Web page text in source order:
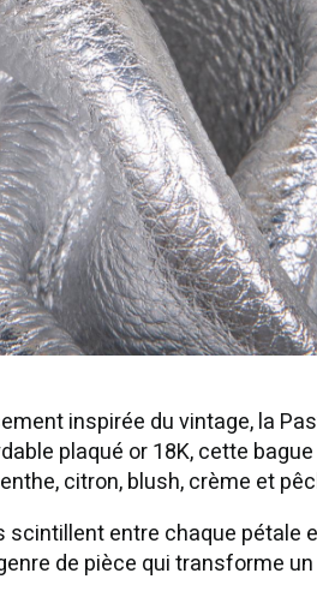
inspirée du vintage, la
plaqué or 18K, cette
citron, blush, crème et
entre chaque pétale
de pièce qui transforme